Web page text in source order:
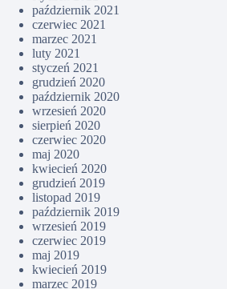
październik 2021
czerwiec 2021
marzec 2021
luty 2021
styczeń 2021
grudzień 2020
październik 2020
wrzesień 2020
sierpień 2020
czerwiec 2020
maj 2020
kwiecień 2020
grudzień 2019
listopad 2019
październik 2019
wrzesień 2019
czerwiec 2019
maj 2019
kwiecień 2019
marzec 2019